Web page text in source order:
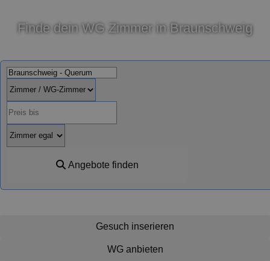
Finde dein WG Zimmer in Braunschweig
Angebote finden
Gesuch inserieren
WG anbieten